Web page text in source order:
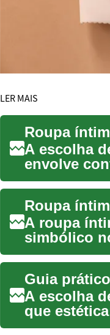
LER MAIS
A escolha
envolve
corpo ...
A roupa
simbólico
comunica
A escolha
que
impacto